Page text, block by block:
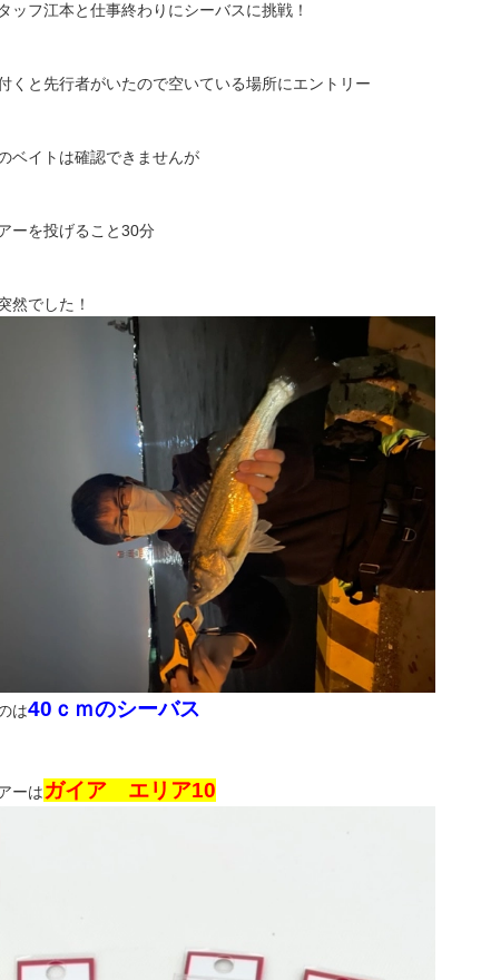
ッフ江本と仕事終わりにシーバスに挑戦！
くと先行者がいたので空いている場所にエントリー
ベイトは確認できませんが
ーを投げること30分
然でした！
は40ｃｍのシーバス
ーはガイア エリア10